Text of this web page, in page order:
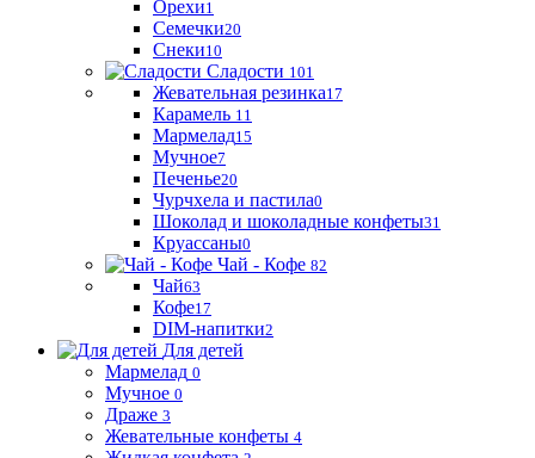
Орехи1
Семечки20
Снеки10
Сладости 101
Жевательная резинка17
Карамель 11
Мармелад15
Мучное7
Печенье20
Чурчхела и пастила0
Шоколад и шоколадные конфеты31
Круассаны0
Чай - Кофе 82
Чай63
Кофе17
DIM-напитки2
Для детей
Мармелад 0
Мучное 0
Драже 3
Жевательные конфеты 4